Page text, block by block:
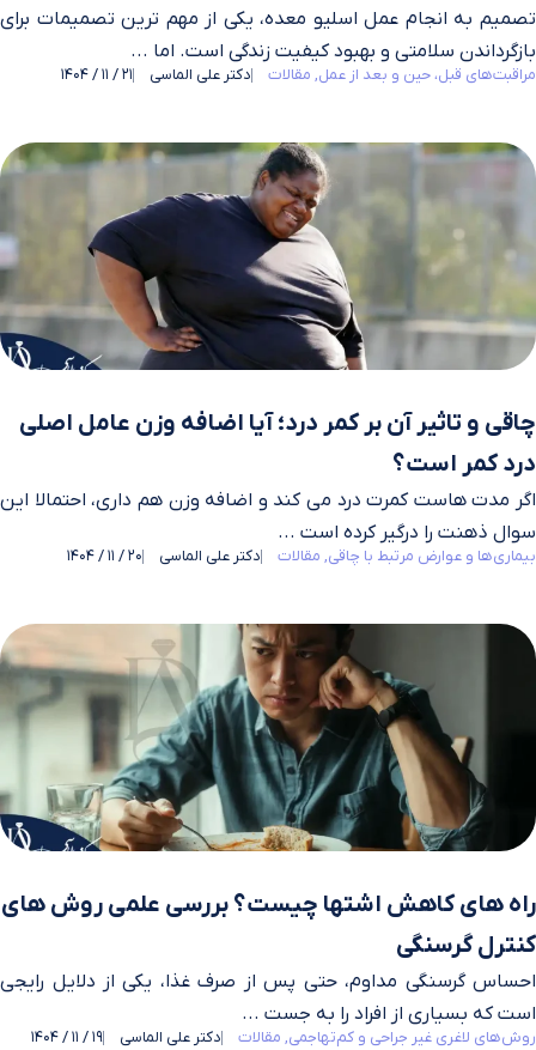
تصمیم به انجام عمل اسلیو معده، یکی از مهم‌ ترین تصمیمات برای
بازگرداندن سلامتی و بهبود کیفیت زندگی است. اما ...
مراقبت‌های قبل، حین و بعد از عمل مقالات دکتر علی الماسی 21 / 11 / 1404
چاقی و تاثیر آن بر کمر درد؛ آیا اضافه وزن عامل اصلی
درد کمر است؟
اگر مدت‌ هاست کمرت درد می‌ کند و اضافه وزن هم داری، احتمالا این
سوال ذهنت را درگیر کرده است ...
بیماری‌ها و عوارض مرتبط با چاقی مقالات دکتر علی الماسی 20 / 11 / 1404
راه‌ های کاهش اشتها چیست؟ بررسی علمی روش‌ های
کنترل گرسنگی
احساس گرسنگی مداوم، حتی پس از صرف غذا، یکی از دلایل رایجی
است که بسیاری از افراد را به جست‌ ...
روش‌های لاغری غیر جراحی و کم‌تهاجمی مقالات دکتر علی الماسی 19 / 11 / 1404